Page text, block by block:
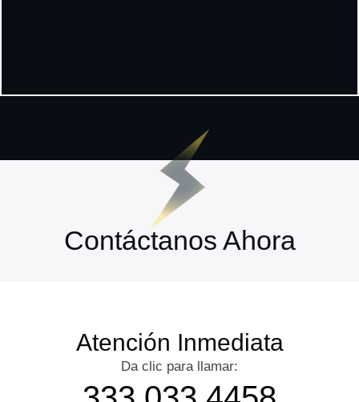
Contáctanos Ahora
Atención Inmediata
Da clic para llamar: